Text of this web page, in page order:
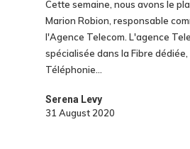
Cette semaine, nous avons le
Marion Robion, responsable
l'Agence Telecom. L'agence
spécialisée dans la Fibre
Téléphonie…
Serena Levy
31 August 2020